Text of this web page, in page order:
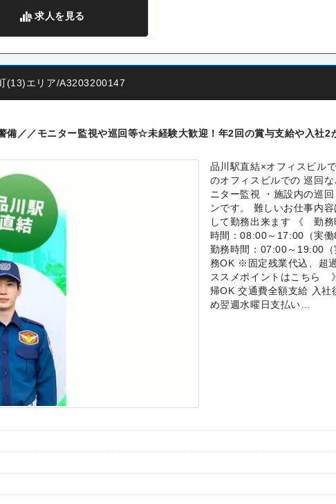
求人を見る
(13)エリア/A3203200147
備／／モニター監視や巡回等☆未経験大歓迎！年2回の賞与支給や入社
品川駅直結×オフィスビル
のオフィスビルでの 巡回
ニター監視 ・施設内の巡
ンです。 難しいお仕事内
して勤務出来ます 《 勤
時間：08:00～17:00（実
勤務時間：07:00～19:00
務OK ※固定残業代込、超
ススメポイントはこちら
帰OK 交通費全額支給 入
め翌週水曜日支払い…